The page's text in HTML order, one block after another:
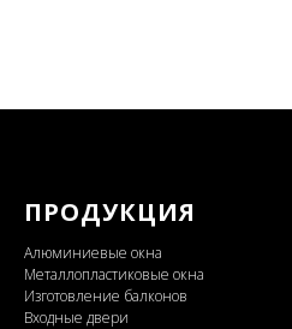
ПРОДУКЦИЯ
Алюминиевые окна
Металлопластиковые окна
Изготовление балконов
Входные двери